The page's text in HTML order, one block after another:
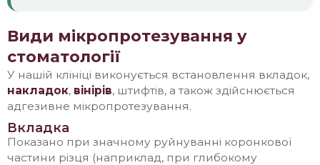
Види мікропротезування у
стоматології
У нашій клініці виконується встановлення вкладок,
накладок, вінірів, штифтів, а також здійснюється
адгезивне мікропротезування.
Вкладка
Показано при значному руйнуванні коронкової
частини різця (наприклад, при глибокому